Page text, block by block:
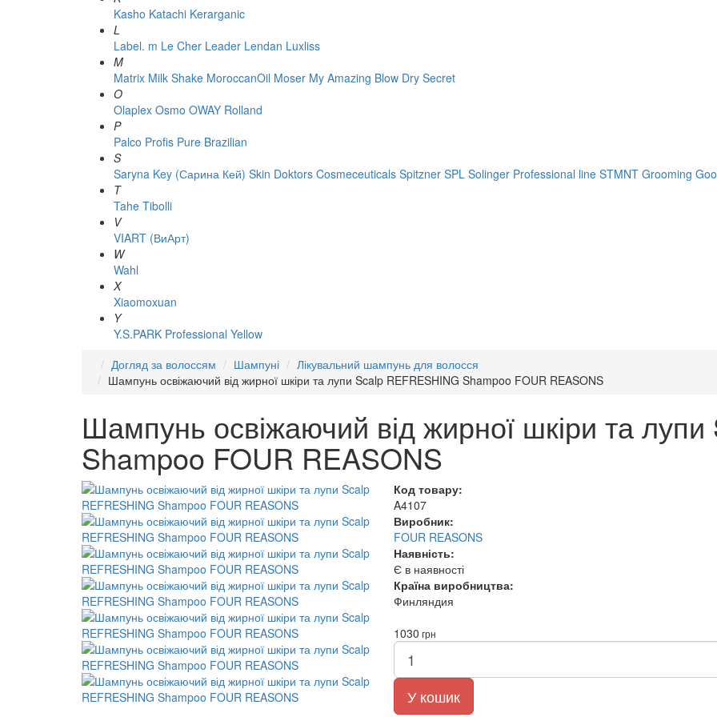
Kasho Katachi Kerarganic
L
Label. m Le Cher Leader Lendan Luxliss
M
Matrix Milk Shake MoroccanOil Moser My Amazing Blow Dry Secret
O
Olaplex Osmo OWAY Rolland
P
Palco Profis Pure Brazilian
S
Saryna Key (Сарина Кей) Skin Doktors Cosmeceuticals Spitzner SPL Solinger Professional line STMNT Grooming
T
Tahe Tibolli
V
VIART (ВиАрт)
W
Wahl
X
Xiaomoxuan
Y
Y.S.PARK Professional Yellow
Догляд за волоссям
Шампуні
Лікувальний шампунь для волосся
Шампунь освіжаючий від жирної шкіри та лупи Scalp REFRESHING Shampoo FOUR REASONS
Шампунь освіжаючий від жирної шкіри та
Shampoo FOUR REASONS
Код товару:
A4107
Виробник:
FOUR REASONS
Наявність:
Є в наявності
Країна виробництва:
Финляндия
1030 грн
У кошик